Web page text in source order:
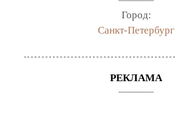
Город:
Санкт-Петербург
РЕКЛАМА